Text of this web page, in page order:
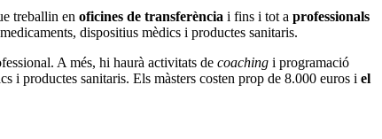
treballin en oficines de transferència i fins i tot a professionals
dispositius mèdics i productes sanitaris.
A més, hi haurà activitats de coaching i programació
i productes sanitaris. Els màsters costen prop de 8.000 euros i el